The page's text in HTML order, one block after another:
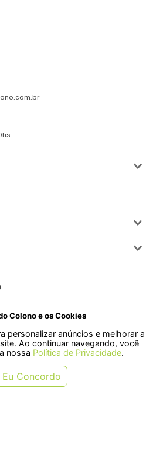
Colono e os Cookies
personalizar anúncios e melhorar a
Ao continuar navegando, você
nossa Política de Privacidade.
Eu Concordo
- Centro, Indaial - SC, 89080-018